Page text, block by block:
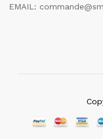
EMAIL: